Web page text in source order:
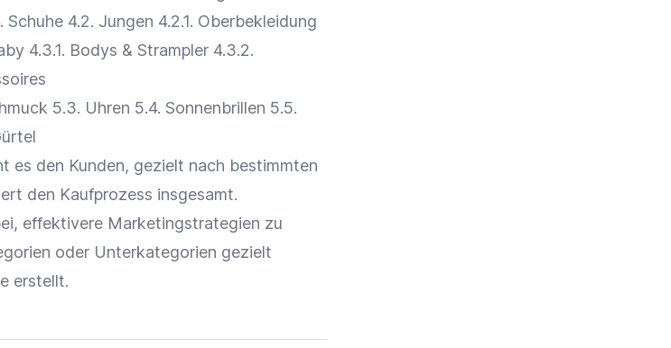
Schuhe 4.2. Jungen 4.2.1. Oberbekleidung
4.3.1. Bodys & Strampler 4.3.2.
5.3. Uhren 5.4. Sonnenbrillen 5.5.
es den Kunden, gezielt nach bestimmten
den Kaufprozess insgesamt.
effektivere Marketingstrategien zu
oder Unterkategorien gezielt
erstellt.